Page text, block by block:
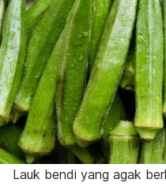
Lauk bendi yang agak